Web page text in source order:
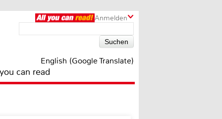
Anmelden
English (Google Translate)
can read